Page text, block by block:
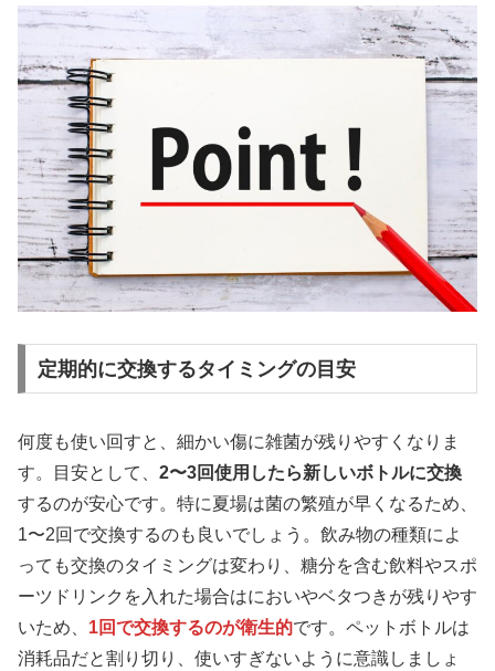
定期的に交換するタイミングの目安
何度も使い回すと、細かい傷に雑菌が残りやすくなりま
す。目安として、 2〜3回使用したら新しいボトルに交換
するのが安心です。特に夏場は菌の繁殖が早くなるため、
1〜2回で交換するのも良いでしょう。飲み物の種類によ
っても交換のタイミングは変わり、糖分を含む飲料やスポ
ーツドリンクを入れた場合はにおいやベタつきが残りやす
いため、 1回で交換するのが衛生的です。ペットボトルは
消耗品だと割り切り、使いすぎないように意識しましょ